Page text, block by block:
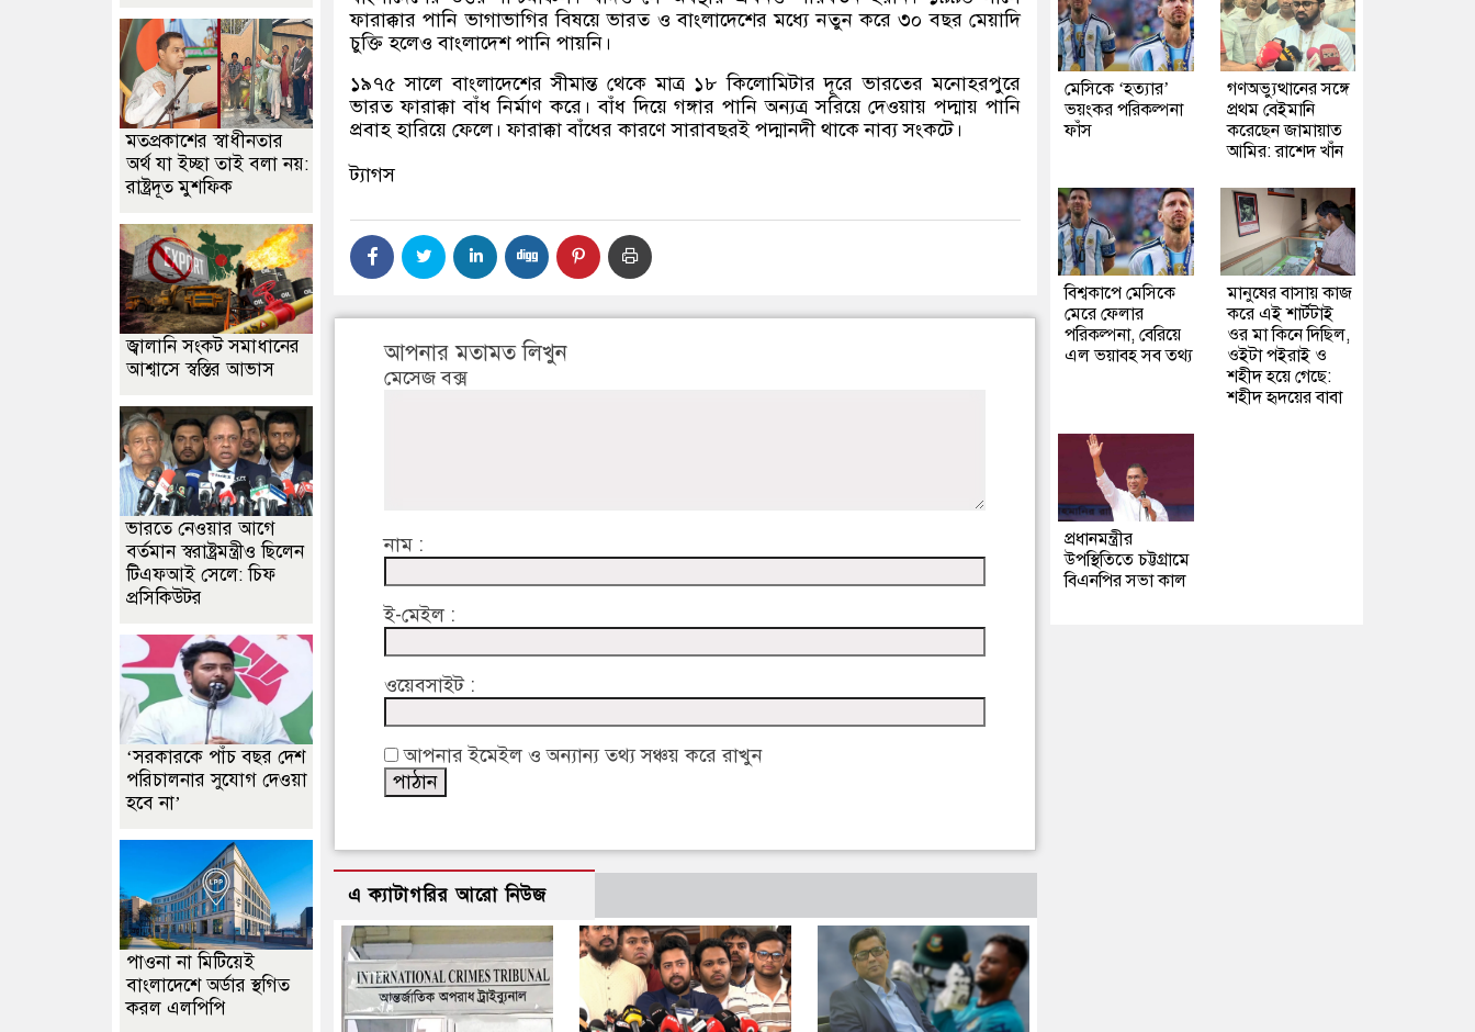
ফারাক্কার পানি ভাগাভাগির বিষয়ে ভারত ও বাংলাদেশের মধ্যে নতুন করে ৩০ বছর মেয়াদি
চুক্তি হলেও বাংলাদেশ পানি পায়নি।
১৯৭৫ সালে বাংলাদেশের সীমান্ত থেকে মাত্র ১৮ কিলোমিটার দূরে ভারতের মনোহরপুরে
ভারত ফারাক্কা বাঁধ নির্মাণ করে। বাঁধ দিয়ে গঙ্গার পানি অন্যত্র সরিয়ে দেওয়ায় পদ্মায় পানি
প্রবাহ হারিয়ে ফেলে। ফারাক্কা বাঁধের কারণে সারাবছরই পদ্মানদী থাকে নাব্য সংকটে।
ট্যাগস
আপনার মতামত লিখুন
মেসেজ বক্স
নাম :
ই-মেইল :
ওয়েবসাইট :
আপনার ইমেইল ও অন্যান্য তথ্য সঞ্চয় করে রাখুন
এ ক্যাটাগরির আরো নিউজ
মতপ্রকাশের স্বাধীনতার
অর্থ যা ইচ্ছা তাই বলা নয়:
রাষ্ট্রদূত মুশফিক
জ্বালানি সংকট সমাধানের
আশ্বাসে স্বস্তির আভাস
ভারতে নেওয়ার আগে
বর্তমান স্বরাষ্ট্রমন্ত্রীও ছিলেন
টিএফআই সেলে: চিফ
প্রসিকিউটর
‘সরকারকে পাঁচ বছর দেশ
পরিচালনার সুযোগ দেওয়া
হবে না’
পাওনা না মিটিয়েই
বাংলাদেশে অর্ডার স্থগিত
করল এলপিপি
মেসিকে ‘হত্যার’
ভয়ংকর পরিকল্পনা
ফাঁস
গণঅভ্যুত্থানের সঙ্গে
প্রথম বেইমানি
করেছেন জামায়াত
আমির: রাশেদ খাঁন
বিশ্বকাপে মেসিকে
মেরে ফেলার
পরিকল্পনা, বেরিয়ে
এল ভয়াবহ সব তথ্য
মানুষের বাসায় কাজ
করে এই শার্টটাই
ওর মা কিনে দিছিল,
ওইটা পইরাই ও
শহীদ হয়ে গেছে:
শহীদ হৃদয়ের বাবা
প্রধানমন্ত্রীর
উপস্থিতিতে চট্টগ্রামে
বিএনপির সভা কাল